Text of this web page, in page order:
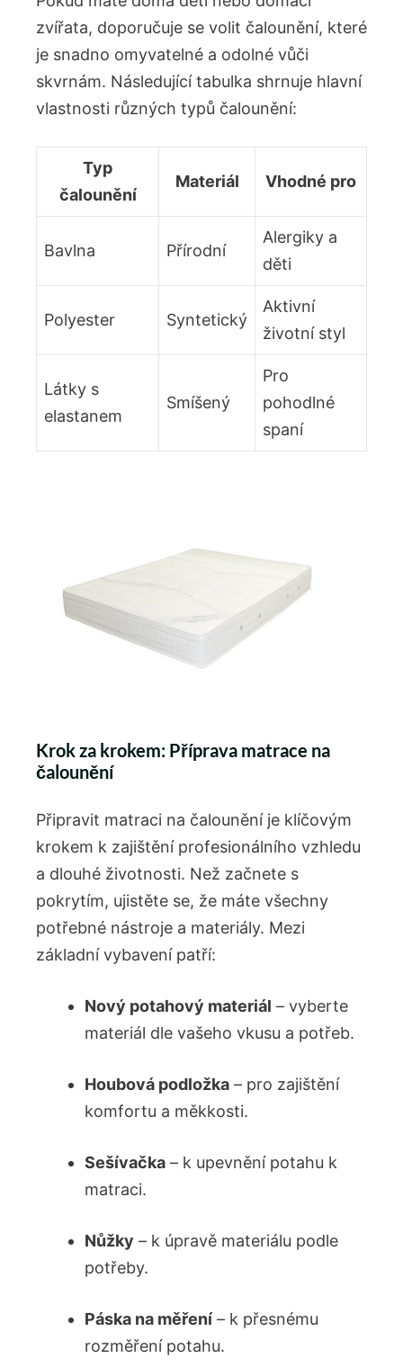
zvířata, doporučuje se volit čalounění, které
je snadno omyvatelné a odolné vůči
skvrnám. Následující tabulka shrnuje hlavní
vlastnosti různých typů čalounění:
Typ
čalounění
Materiál Vhodné pro
Bavlna Přírodní
Alergiky a
děti
Polyester Syntetický
Aktivní
životní styl
Látky s
elastanem
Smíšený
Pro
pohodlné
spaní
Krok za krokem: Příprava matrace na
čalounění
Připravit matraci na čalounění je klíčovým
krokem k zajištění profesionálního vzhledu
a dlouhé životnosti. Než začnete s
pokrytím, ujistěte se, že máte všechny
potřebné nástroje a materiály. Mezi
základní vybavení patří:
Nový potahový materiál – vyberte
materiál dle vašeho vkusu a potřeb.
Houbová podložka – pro zajištění
komfortu a měkkosti.
Sešívačka – k upevnění potahu k
matraci.
Nůžky – k úpravě materiálu podle
potřeby.
Páska na měření – k přesnému
rozměření potahu.